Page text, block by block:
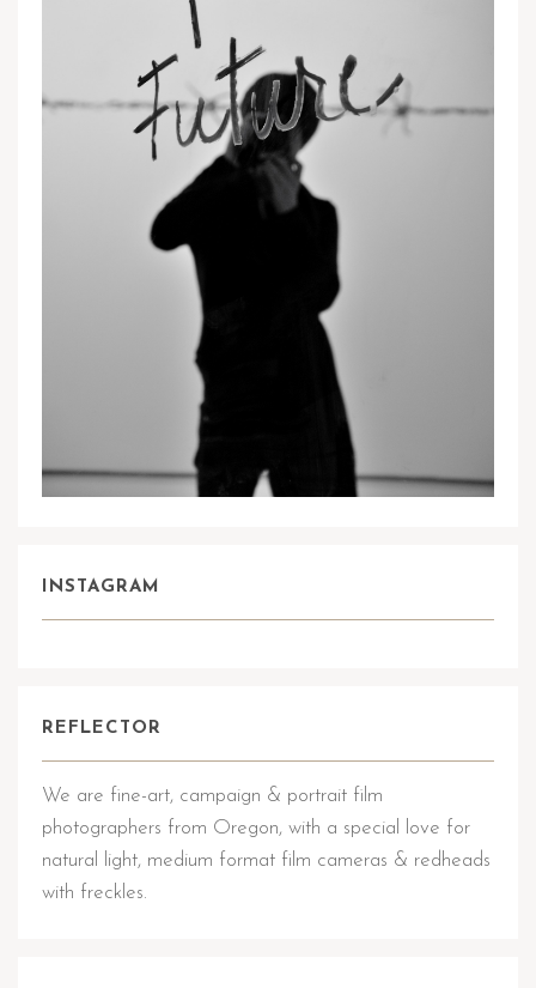
INSTAGRAM
REFLECTOR
We are fine-art, campaign & portrait film
photographers from Oregon, with a special love for
natural light, medium format film cameras & redheads
with freckles.